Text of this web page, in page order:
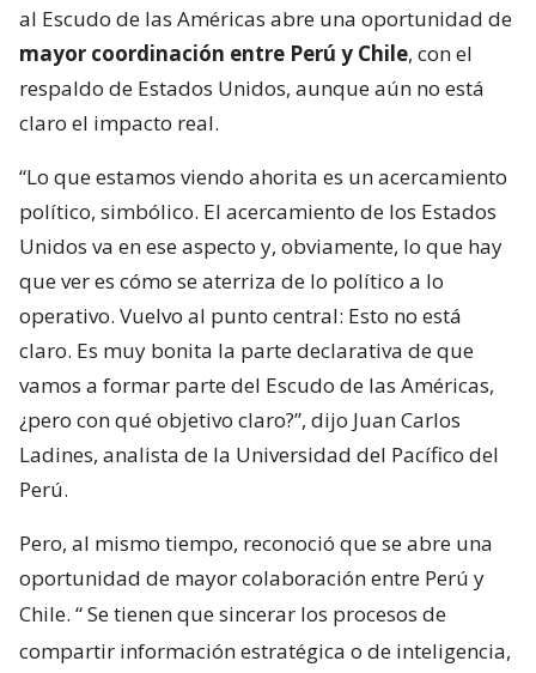
al Escudo de las Américas abre una oportunidad de
mayor coordinación entre Perú y Chile, con el
respaldo de Estados Unidos, aunque aún no está
claro el impacto real.
“Lo que estamos viendo ahorita es un acercamiento
político, simbólico. El acercamiento de los Estados
Unidos va en ese aspecto y, obviamente, lo que hay
que ver es cómo se aterriza de lo político a lo
operativo. Vuelvo al punto central: Esto no está
claro. Es muy bonita la parte declarativa de que
vamos a formar parte del Escudo de las Américas,
¿pero con qué objetivo claro?”, dijo Juan Carlos
Ladines, analista de la Universidad del Pacífico del
Perú.
Pero, al mismo tiempo, reconoció que se abre una
oportunidad de mayor colaboración entre Perú y
Chile. “Se tienen que sincerar los procesos de
compartir información estratégica o de inteligencia,